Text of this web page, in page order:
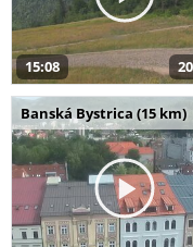
15:08
Banská Bystrica (15 km)